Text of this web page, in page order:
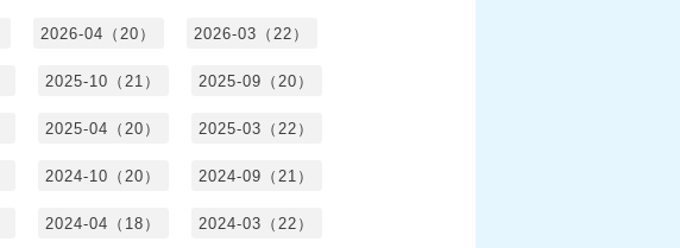
2026-04（20） 2026-03（22）
2025-10（21） 2025-09（20）
2025-04（20） 2025-03（22）
2024-10（20） 2024-09（21）
2024-04（18） 2024-03（22）